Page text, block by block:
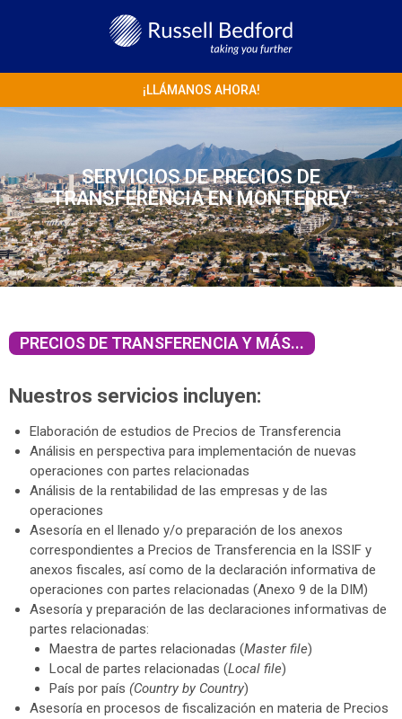
¡LLÁMANOS AHORA!
SERVICIOS DE PRECIOS DE
TRANSFERENCIA EN MONTERREY
PRECIOS DE TRANSFERENCIA Y MÁS...
Nuestros servicios incluyen:
Elaboración de estudios de Precios de Transferencia
Análisis en perspectiva para implementación de nuevas
operaciones con partes relacionadas
Análisis de la rentabilidad de las empresas y de las
operaciones
Asesoría en el llenado y/o preparación de los anexos
correspondientes a Precios de Transferencia en la ISSIF y
anexos fiscales, así como de la declaración informativa de
operaciones con partes relacionadas (Anexo 9 de la DIM)
Asesoría y preparación de las declaraciones informativas de
partes relacionadas:
Maestra de partes relacionadas (Master file)
Local de partes relacionadas (Local file)
País por país (Country by Country)
Asesoría en procesos de fiscalización en materia de Precios